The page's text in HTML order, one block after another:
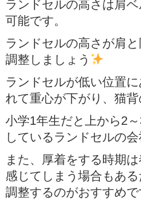
ランドセルの高さは肩
可能です。
ランドセルの高さが肩
調整しましょう
ランドセルが低い位置
れて重心が下がり、猫背
小学1年生だと上から2
しているランドセルの
また、厚着をする時期
感じてしまう場合もあ
調整するのがおすすめで